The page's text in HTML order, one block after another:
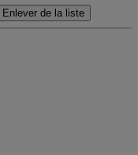
Enlever de la liste